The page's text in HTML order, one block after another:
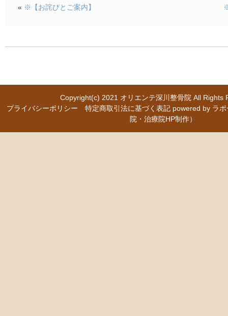
« ※【お詫びとご案内】
Copyright(c) 2021 オリエンテ深川整骨院 All
プライバシーポリシー
特定商取引法に基づく表記 powered by ラ
院・治療院HP制作）